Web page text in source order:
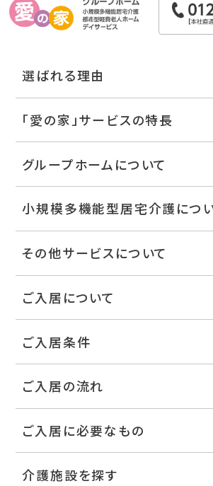
選ばれる理由
「愛の家」サービスの特長
グループホームについて
小規模多機能型居宅介護につ
その他サービスについて
ご入居について
ご入居条件
ご入居の流れ
ご入居に必要なもの
介護施設を探す